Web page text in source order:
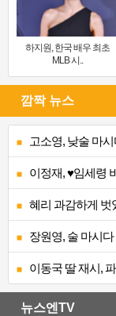
하지원, 한국 배우 최초
MLB 시..
깜짝 뉴스
고소영, 낮술 마
이정재, ♥임세령
혜리 과감하게 벗
장원영, 술 마시
이동국 딸 재시,
뉴스엔TV